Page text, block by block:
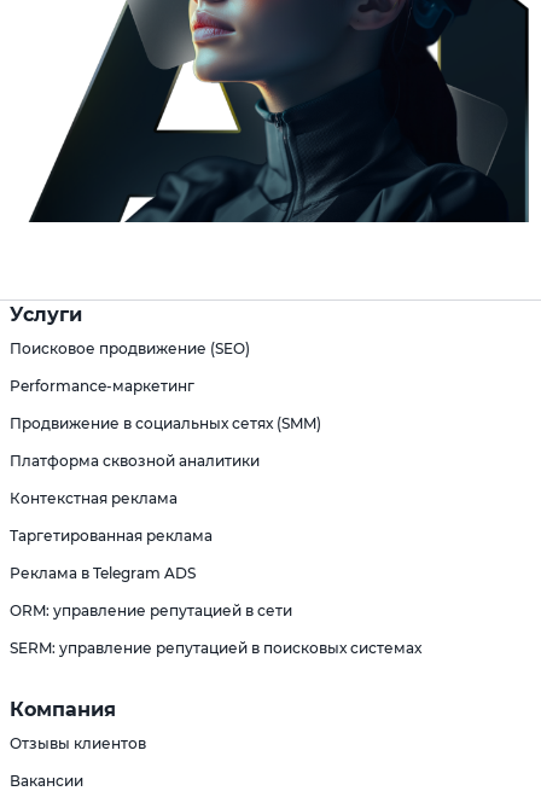
Услуги
Поисковое продвижение (SEO)
Performance-маркетинг
Продвижение в социальных сетях (SMM)
Платформа сквозной аналитики
Контекстная реклама
Таргетированная реклама
Реклама в Telegram ADS
ORM: управление репутацией в сети
SERM: управление репутацией в поисковых системах
Компания
Отзывы клиентов
Вакансии